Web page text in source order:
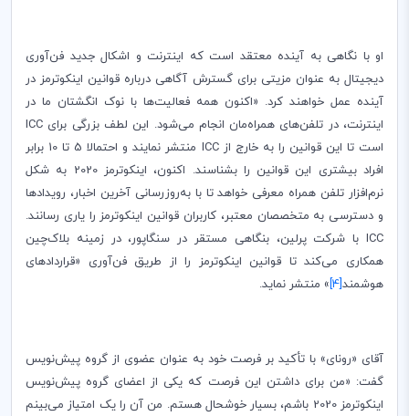
او با نگاهی به آینده معتقد است که اینترنت و اشکال جدید فن‌آوری
دیجیتال به عنوان مزیتی برای گسترش آگاهی درباره قوانین اینکوترمز در
آینده عمل خواهند کرد. «اکنون همه فعالیت‌ها با نوک انگشتان ما در
اینترنت، در تلفن‌های همراه‌مان انجام می‌شود. این لطف بزرگی برای ICC
است تا این قوانین را به خارج ازICC
منتشر نمایند و احتمالا 5 تا 10 برابر
افراد بیشتری این قوانین را بشناسند. اکنون، اینکوترمز 2020 به شکل
نرم‌افزار تلفن همراه معرفی خواهد تا با به‌روزرسانی آخرین اخبار، رویدادها
و دسترسی به متخصصان معتبر، کاربران قوانین اینکوترمز را یاری رسانند.
ICC با شرکت پرلین، بنگاهی مستقر در سنگاپور، در زمینه بلاک‌چین
همکاری می‌کند تا قوانین اینکوترمز را از طریق فن‌‌آوری «قراردادهای
هوشمند[4]» منتشر نماید.
آقای «رونای» با تأکید بر فرصت خود به عنوان عضوی از گروه پیش‌نویس
گفت: «من برای داشتن این فرصت که یکی از اعضای گروه پیش‌نویس
اینکوترمز 2020 باشم، بسیار خوشحال هستم. من آن را یک امتیاز می‌بینم